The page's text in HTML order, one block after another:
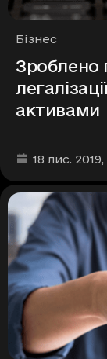
Рубрики
Бізнес
Зроблено
активами
Дата та час
18 лис. 2019,